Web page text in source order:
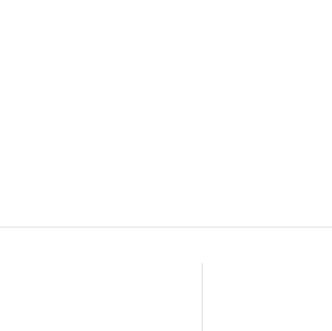
Kategorien Buchfolie und Schreibtisch Accessoire.